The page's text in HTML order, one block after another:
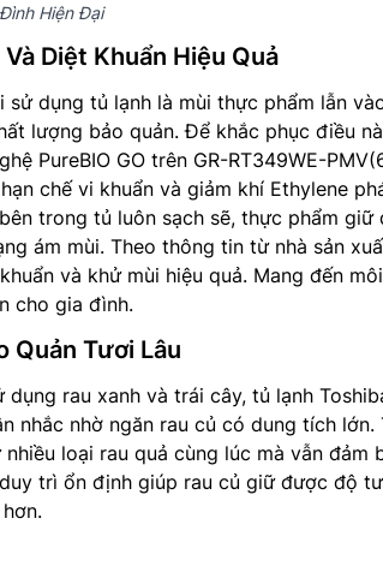
Hiện Đại
Diệt Khuẩn Hiệu Quả
dụng tủ lạnh là mùi thực phẩm lẫn
lượng bảo quản. Để khắc phục điều
PureBIO GO trên GR-RT349WE-
chế vi khuẩn và giảm khí Ethylene
trong tủ luôn sạch sẽ, thực phẩm giữ
ám mùi. Theo thông tin từ nhà sản
và khử mùi hiệu quả. Mang đến môi
cho gia đình.
Quản Tươi Lâu
rau xanh và trái cây, tủ lạnh
nhắc nhờ ngăn rau củ có dung tích lớn.
loại rau quả cùng lúc mà vẫn đảm
trì ổn định giúp rau củ giữ được độ